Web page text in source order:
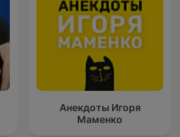
Анекдоты Игоря
Маменко